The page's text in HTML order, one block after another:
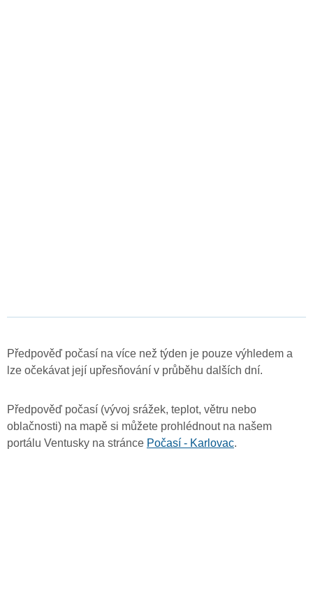
Předpověď počasí na více než týden je pouze výhledem a
lze očekávat její upřesňování v průběhu dalších dní.
Předpověď počasí (vývoj srážek, teplot, větru nebo
oblačnosti) na mapě si můžete prohlédnout na našem
portálu Ventusky na stránce Počasí - Karlovac.